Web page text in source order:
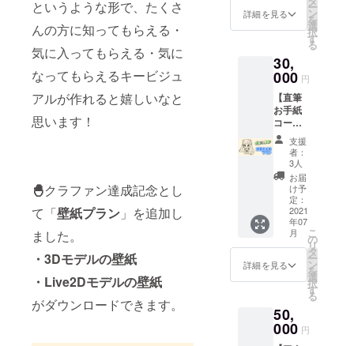
というような形で、たくさ
んの方に知ってもらえる・
気に入ってもらえる・気に
なってもらえるキービジュ
アルが作れると嬉しいなと
思います！
🐣クラファン達成記念とし
て「壁紙プラン 」を追加し
ました。
・3Dモデルの壁紙
・Live2Dモデルの壁紙
がダウンロードできます。
チェキ
可能で
す。指
定なけ
ればこ
ちらで
選んで
送りま
す。
筆サイ
様一覧
動画で
のお名
前お読
み上げ
新3Dモ
デルで
のお名
前呼び
お礼
ムー
ビー ポ
スト
カード
AB（郵
送）＆
（JPG
ファン
カード
（郵
いる
ゲーム
は可。
はご希
望に添
えない
ゲーム
もあり
ますの
で複数
種類ご
検討く
ださ
い。）
＋ 支援
者様一
覧動画
でのお
名前お
読み上
名前呼
びお礼
ムー
詳細を見る ー
ン
を
選
択
す
る
30,
000 円
【直筆
お手紙
コー
ス】 直
筆お手
紙 新3D
モデル
での特
別アン
グル
ムー
ビー ミ
ニチュ
アキャ
ンバス
（ミニ
ル付
き）
チェキ3
支援
者：
3人
お届
け予
定：
2021
年07
月
詳細を見る
こ
の
リ
タ
ー
ン
を
選
択
す
る
50,
000 円